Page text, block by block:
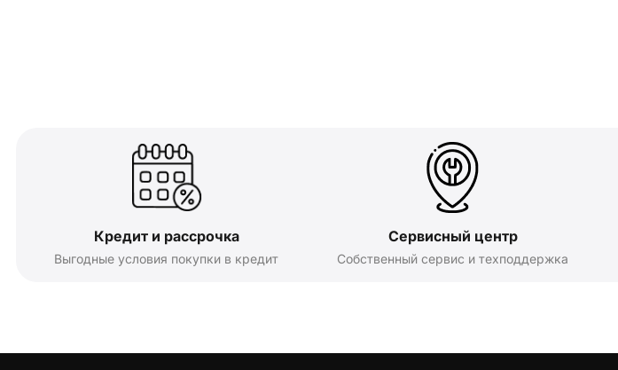
Кредит и рассрочка
Выгодные условия покупки в кредит
Сервисный центр
Собственный сервис и техподдержка